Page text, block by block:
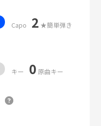
Capo 2 ★簡単弾き
キー 0 原曲キー